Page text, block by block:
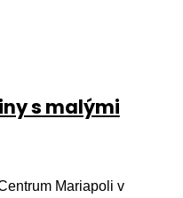
s malými
Mariapoli v